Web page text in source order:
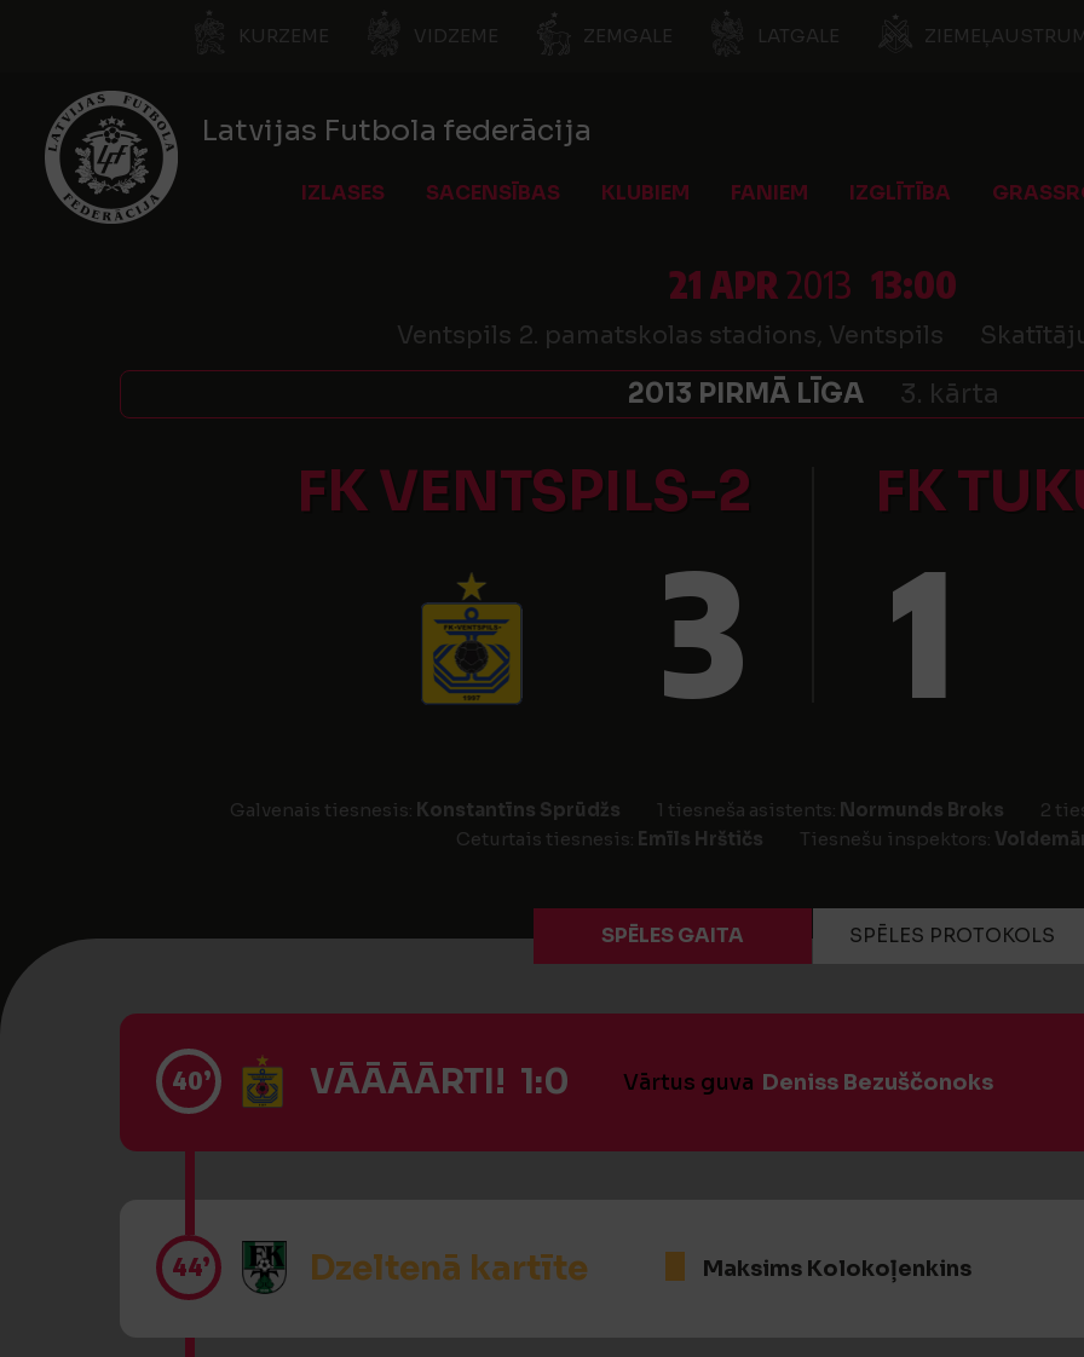
KURZEME VIDZEME ZEMGALE LATGALE
Latvijas Futbola federācija
IZLASES SACENSĪBAS KLUBIEM FANIEM IZGLĪTĪBA
21 APR2013 13:00
Ventspils 2. pamatskolas stadions, Ventspils
2013 PIRMĀ LĪGA 3. kārta
FK VENTSPILS-2 FK
3 1
Galvenais tiesnesis: Konstantīns Sprūdžs 1 tiesneša asistents: Normunds Broks
2
Ceturtais tiesnesis: Emīls Hrštičs Tiesnešu inspektors:
SPĒLES GAITA SPĒLES PROTOKOLS
40’ VĀĀĀĀRTI! 1:0 Vārtus guva Deniss Bezuščonoks
44’ Dzeltenā kartīte Maksims Kolokoļenkins